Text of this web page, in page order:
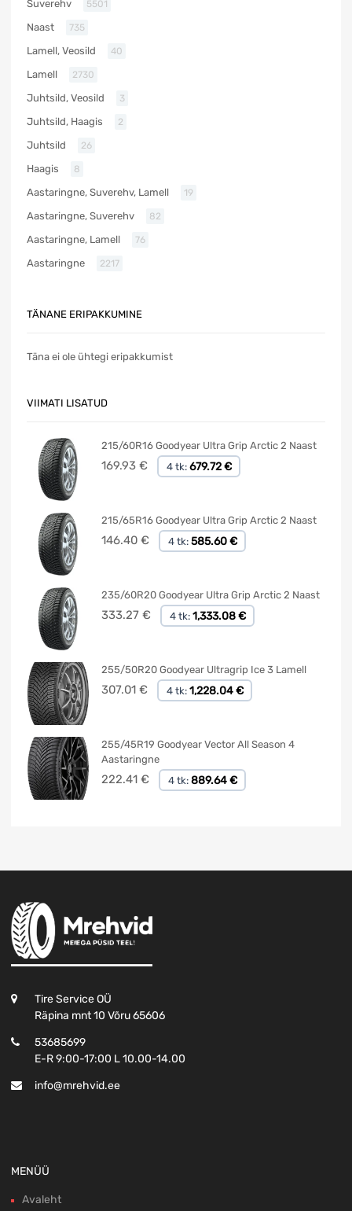
Suverehv 5501
Naast 735
Lamell, Veosild 40
Lamell 2730
Juhtsild, Veosild 3
Juhtsild, Haagis 2
Juhtsild 26
Haagis 8
Aastaringne, Suverehv, Lamell 19
Aastaringne, Suverehv 82
Aastaringne, Lamell 76
Aastaringne 2217
TÄNANE ERIPAKKUMINE
Täna ei ole ühtegi eripakkumist
VIIMATI LISATUD
215/60R16 Goodyear Ultra Grip Arctic 2 Naast
169.93 € 4 tk: 679.72 €
215/65R16 Goodyear Ultra Grip Arctic 2 Naast
146.40 € 4 tk: 585.60 €
235/60R20 Goodyear Ultra Grip Arctic 2 Naast
333.27 € 4 tk: 1,333.08 €
255/50R20 Goodyear Ultragrip Ice 3 Lamell
307.01 € 4 tk: 1,228.04 €
255/45R19 Goodyear Vector All Season 4
Aastaringne
222.41 € 4 tk: 889.64 €
Tire Service OÜ
Räpina mnt 10 Võru 65606
53685699
E-R 9:00-17:00 L 10.00-14.00
info@mrehvid.ee
MENÜÜ
Avaleht